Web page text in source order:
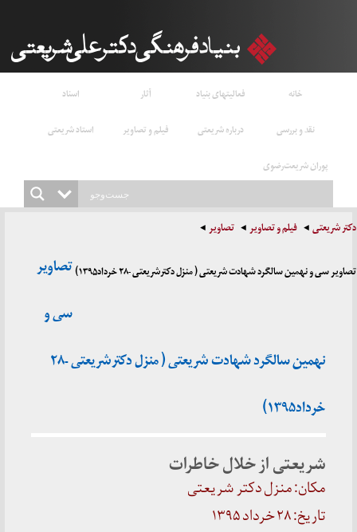
خانه فعالیتهای بنیاد آثار
اسناد
نقد و بررسی
درباره شریعتی فیلم و تصاویر
استاد شریعتی
پوران شریعت‌رضوی
دکتر شریعتی فیلم و تصاویر تصاویر
تصاویر سی و نهمین سالگرد شهادت شریعتی ( منزل دکترشریعتی -۲۸ خرداد۱۳۹۵)
تصاویر
سی و
نهمین سالگرد شهادت شریعتی ( منزل دکترشریعتی -۲۸
خرداد۱۳۹۵)
شریعتی از خلال خاطرات
مکان: منزل دکتر شریعتی
تاریخ: ۲۸ خرداد ۱۳۹۵